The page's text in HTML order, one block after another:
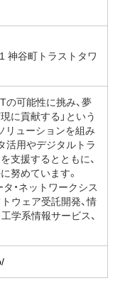
神谷町トラストタワ
の可能性に挑み、夢
に貢献する」という
リューションを組み
活用やデジタルトラ
支援するとともに、
努めています。
タ・ネットワークシス
トウェア受託開発、情
学系情報サービス、